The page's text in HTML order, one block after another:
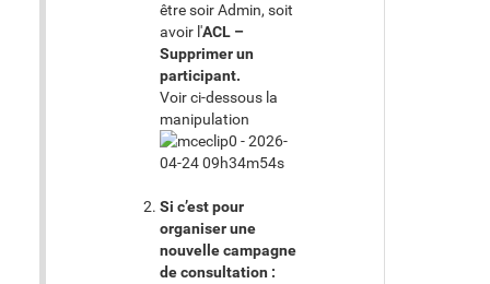
être soir Admin, soit
avoir l'ACL –
Supprimer un
participant.
Voir ci-dessous la
manipulation
Si c’est pour
organiser une
nouvelle campagne
de consultation :